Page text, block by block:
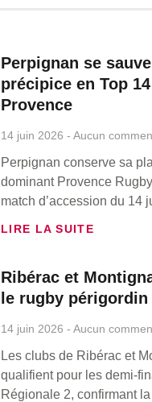
Perpignan se
précipice en Top
Provence
14 juin 2026 Aucun
Perpignan conserve sa
dominant Provence
match d’accession du 14
LIRE LA SUITE
Ribérac et
le rugby
14 juin 2026 Aucun
Les clubs de Ribérac et
qualifient pour les demi-
Régionale 2, confirmant